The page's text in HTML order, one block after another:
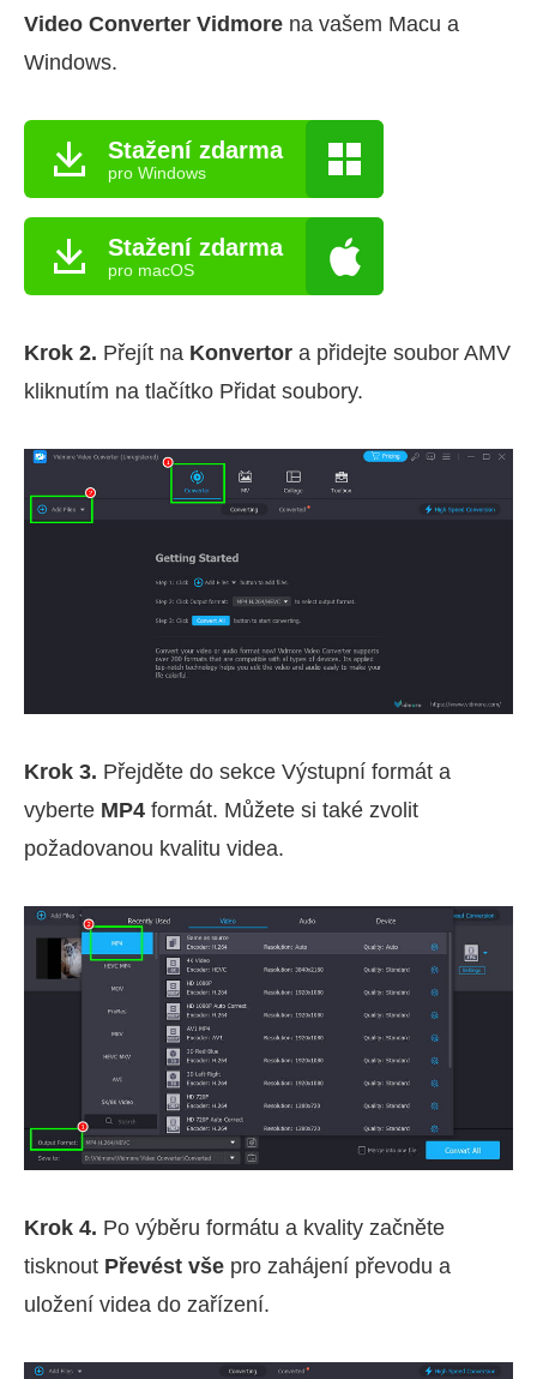
Video Converter Vidmore na vašem Macu a
Windows.
Stažení zdarma
pro Windows
Stažení zdarma
pro macOS
Krok 2. Přejít na Konvertor a přidejte soubor AMV
kliknutím na tlačítko Přidat soubory.
Krok 3. Přejděte do sekce Výstupní formát a
vyberte MP4 formát. Můžete si také zvolit
požadovanou kvalitu videa.
Krok 4. Po výběru formátu a kvality začněte
tisknout Převést vše pro zahájení převodu a
uložení videa do zařízení.